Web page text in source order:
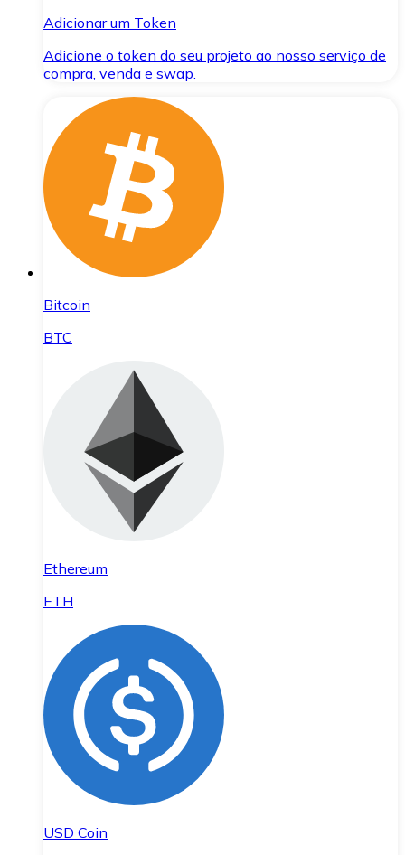
Adicionar um Token
Adicione o token do seu projeto ao nosso serviço de
compra, venda e swap.
Bitcoin
BTC
Ethereum
ETH
USD Coin